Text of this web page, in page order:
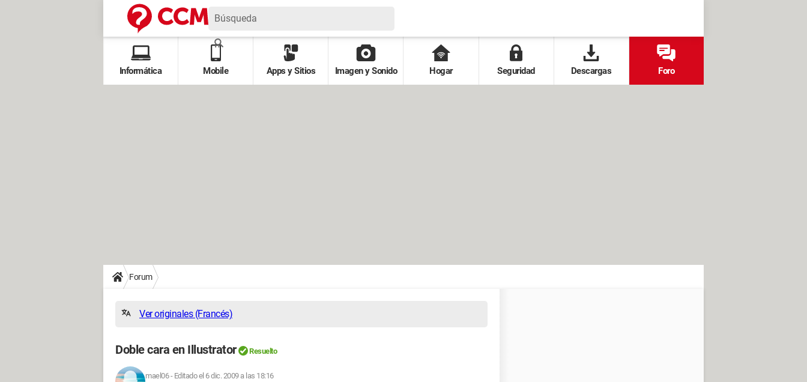
Informática Mobile Apps y Sitios Imagen y Sonido Hogar Seguridad Descargas Foro
Forum
Ver originales (Francés)
Doble cara en Illustrator Resuelto
mael06- Editado el 6 dic. 2009 a las 18:16